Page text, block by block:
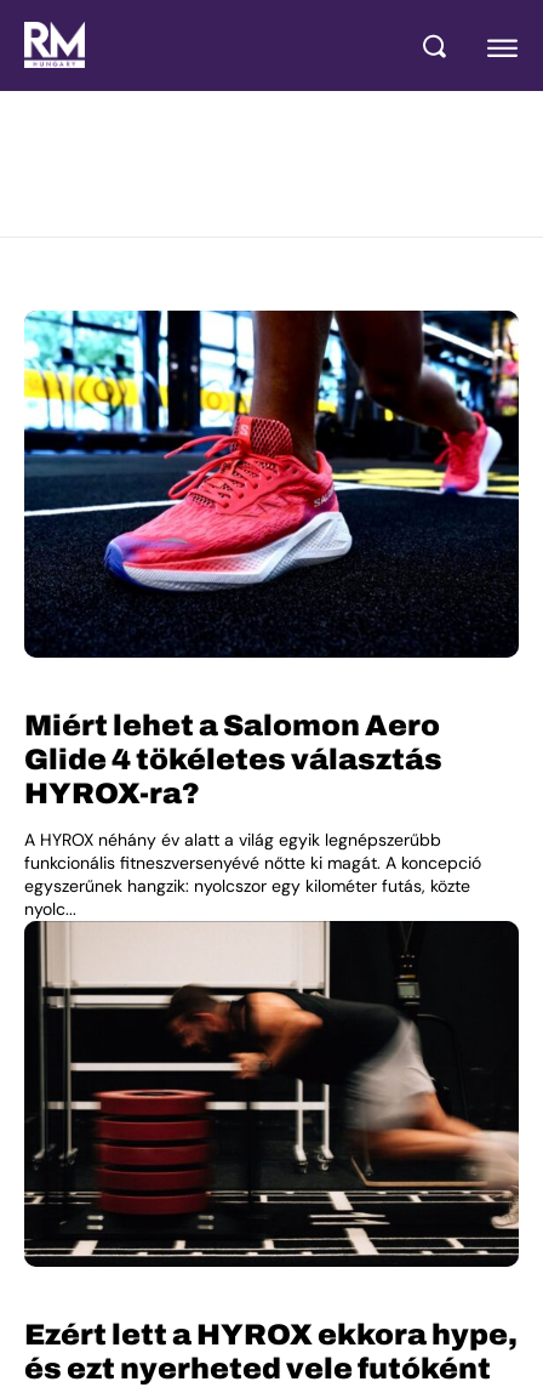
Miért lehet a Salomon Aero
Glide 4 tökéletes választás
HYROX-ra?
A HYROX néhány év alatt a világ egyik legnépszerűbb
funkcionális fitneszversenyévé nőtte ki magát. A koncepció
egyszerűnek hangzik: nyolcszor egy kilométer futás, közte
nyolc...
Ezért lett a HYROX ekkora hype,
és ezt nyerheted vele futóként